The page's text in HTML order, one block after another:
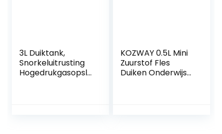
3L Duiktank,
Snorkeluitrusting
Hogedrukgasopsla
KOZWAY 0.5L Mini
Zuurstof Fles
Duiken Onderwijs